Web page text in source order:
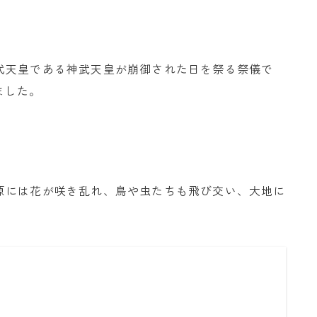
皇である神武天皇が崩御された日を祭る祭儀で
た。
は花が咲き乱れ、鳥や虫たちも飛び交い、大地に